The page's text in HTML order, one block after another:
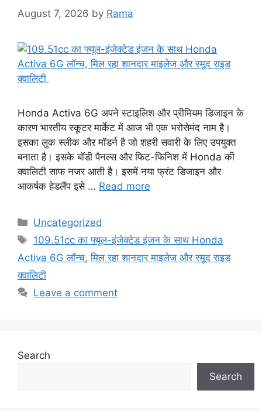
August 7, 2026 by Rama
Honda Activa 6G अपने स्टाइलिश और प्रीमियम डिजाइन के
कारण भारतीय स्कूटर मार्केट में आज भी एक भरोसेमंद नाम है।
इसका लुक स्लीक और मॉडर्न है जो शहरी सवारी के लिए उपयुक्त
बनाता है। इसके बॉडी पैनल्स और फिट-फिनिश में Honda की
क्वालिटी साफ नजर आती है। इसमें नया फ्रंट डिजाइन और
आकर्षक हेडलैंप इसे … Read more
Categories
Uncategorized
Tags
109.51cc का फ्यूल-इंजेक्टेड इंजन के साथ Honda
Activa 6G लॉन्च,मिल रहा शानदार माइलेज और स्मूद राइड
क्वालिटी
Leave a comment
Search
Search